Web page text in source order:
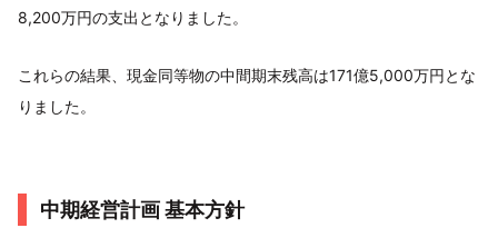
8,200万円の支出となりました。
これらの結果、現金同等物の中間期末残高は171億5,000万円とな
りました。
中期経営計画 基本方針